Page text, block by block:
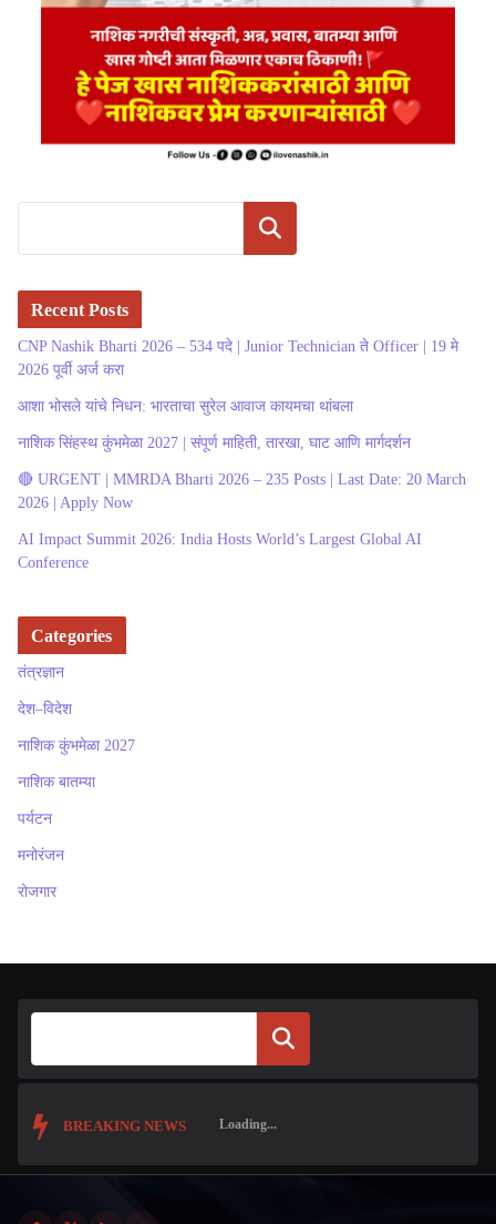
Search
Recent Posts
CNP Nashik Bharti 2026 – 534 पदे | Junior Technician ते Officer | 19 मे
2026 पूर्वी अर्ज करा
आशा भोसले यांचे निधन: भारताचा सुरेल आवाज कायमचा थांबला
नाशिक सिंहस्थ कुंभमेळा 2027 | संपूर्ण माहिती, तारखा, घाट आणि मार्गदर्शन
🔴 URGENT | MMRDA Bharti 2026 – 235 Posts | Last Date: 20 March
2026 | Apply Now
AI Impact Summit 2026: India Hosts World’s Largest Global AI
Conference
Categories
तंत्रज्ञान
देश–विदेश
नाशिक कुंभमेळा 2027
नाशिक बातम्या
पर्यटन
मनोरंजन
रोजगार
Search
BREAKING NEWS